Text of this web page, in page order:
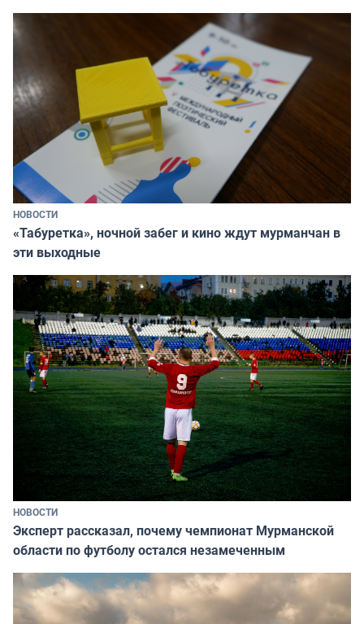
НОВОСТИ
«Табуретка», ночной забег и кино ждут мурманчан в
эти выходные
НОВОСТИ
Эксперт рассказал, почему чемпионат Мурманской
области по футболу остался незамеченным